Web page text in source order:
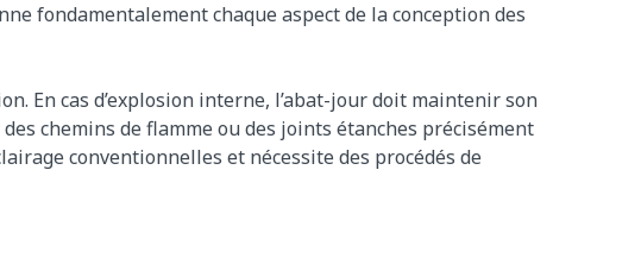
fondamentalement chaque aspect de la conception des
En cas d’explosion interne, l’abat-jour doit maintenir son
chemins de flamme ou des joints étanches précisément
conventionnelles et nécessite des procédés de